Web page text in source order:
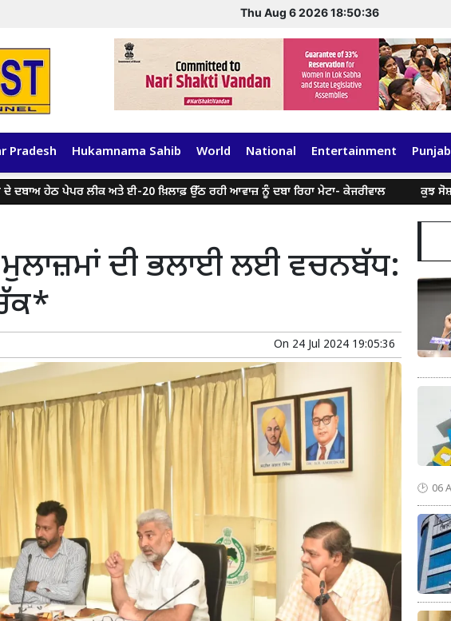
Thu Aug 6 2026 18:50:36
Pradesh Hukamnama Sahib World National Entertainment
ਹੇਠ ਪੇਪਰ ਲੀਕ ਅਤੇ ਈ-20 ਖ਼ਿਲਾਫ਼ ਉੱਠ ਰਹੀ ਆਵਾਜ਼ ਨੂੰ ਦਬਾ ਰਿਹਾ ਮੇਟਾ- ਕੇਜਰੀਵਾਲ ਕੁਝ ਸੋਸ਼ਲ
ਦੀ ਭਲਾਈ ਲਈ ਵਚਨਬੱਧ:
On 24 Jul 2024 19:05:36
06